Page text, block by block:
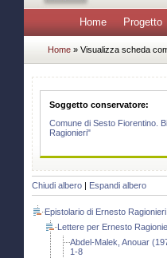
Home Progetto
Home » Visualizza scheda
Soggetto conservatore:
Comune di Sesto Fiorentino.
Ragionieri"
Chiudi albero Espandi albero
Epistolario di Ernesto Ragionieri
Lettere per Ernesto
Abdel-Malek, Anouar
1-8